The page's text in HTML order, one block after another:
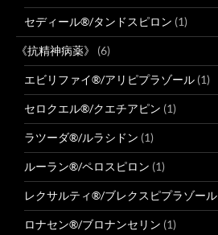
セディール®/タンドスピロン (1)
《抗精神病薬》 (6)
エビリファイ®/アリピプラゾール (1)
セロクエル®/クエチアピン (1)
ラツーダ®/ルラシドン (1)
ルーラン®/ペロスピロン (1)
レクサルティ®/ブレクスピプラゾール
ロナセン®/ブロナンセリン (1)